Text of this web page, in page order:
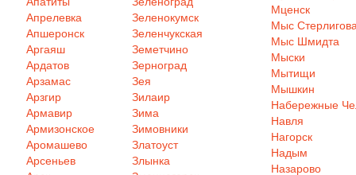
Апрелевка
Апшеронск
Аргаяш
Ардатов
Арзамас
Арзгир
Армавир
Армизонское
Аромашево
Арсеньев
Зеленокумск
Зеленчукская
Земетчино
Зерноград
Зея
Зилаир
Зима
Зимовники
Златоуст
Злынка
Мценск
Мыс
Мыс Шмидта
Мыски
Мытищи
Мышкин
Набережные
Навля
Нагорск
Надым
Назарово